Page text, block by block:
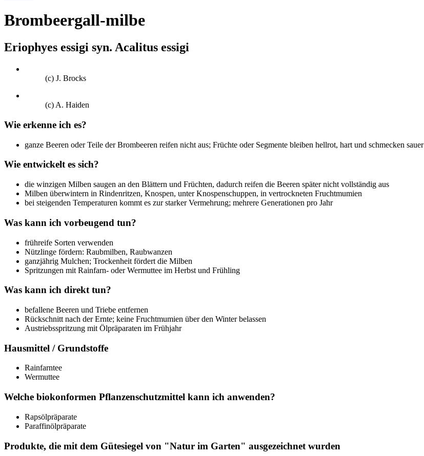
Brombeergall-milbe
Eriophyes essigi syn. Acalitus essigi
(c) J. Brocks
(c) A. Haiden
Wie erkenne ich es?
ganze Beeren oder Teile der Brombeeren reifen nicht aus; Früchte oder Segmente bleiben hellrot, hart und schmecken sauer
Wie entwickelt es sich?
die winzigen Milben saugen an den Blättern und Früchten, dadurch reifen die Beeren später nicht vollständig aus
Milben überwintern in Rindenritzen, Knospen, unter Knospenschuppen, in vertrockneten Fruchtmumien
bei steigenden Temperaturen kommt es zur starker Vermehrung; mehrere Generationen pro Jahr
Was kann ich vorbeugend tun?
frühreife Sorten verwenden
Nützlinge fördern: Raubmilben, Raubwanzen
ganzjährig Mulchen; Trockenheit fördert die Milben
Spritzungen mit Rainfarn- oder Wermuttee im Herbst und Frühling
Was kann ich direkt tun?
befallene Beeren und Triebe entfernen
Rückschnitt nach der Ernte; keine Fruchtmumien über den Winter belassen
Austriebsspritzung mit Ölpräparaten im Frühjahr
Hausmittel / Grundstoffe
Rainfarntee
Wermuttee
Welche biokonformen Pflanzenschutzmittel kann ich anwenden?
Rapsölpräparate
Paraffinölpräparate
Produkte, die mit dem Gütesiegel von "Natur im Garten" ausgezeichnet wurden